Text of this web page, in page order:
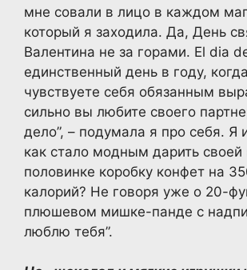
мне совали в лицо в каждом
который я заходила. Да, День
Валентина не за горами. El dia
единственный день в году,
чувствуете себя обязанным
сильно вы любите своего
дело”, – подумала я про себя. Я
как стало модным дарить своей
половинке коробку конфет на
калорий? Не говоря уже о 20-
плюшевом мишке-панде с
люблю тебя”.